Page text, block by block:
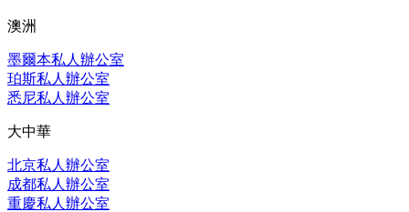
澳洲
墨爾本私人辦公室
珀斯私人辦公室
悉尼私人辦公室
大中華
北京私人辦公室
成都私人辦公室
重慶私人辦公室